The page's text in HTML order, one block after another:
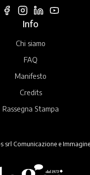
Info
Chi siamo
FAQ
Manifesto
Credits
Rassegna Stampa
Comunicazione e